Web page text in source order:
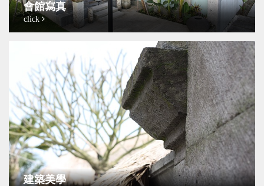
會館寫真
click
建築美學